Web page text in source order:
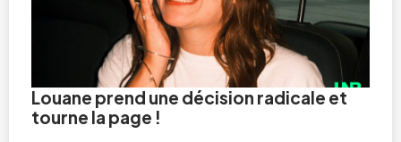
Louane prend une décision radicale et
tourne la page !